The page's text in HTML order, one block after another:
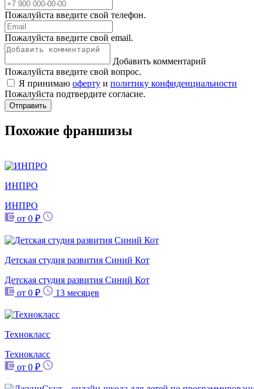
Пожалуйста введите свой телефон.
Пожалуйста введите свой email.
Добавить комментарий
Пожалуйста введите свой вопрос.
Я принимаю оферту и политику конфиденциальности
Пожалуйста подтвердите согласие.
Отправить
Похожие франшизы
ИНПРО
ИНПРО
от 0 ₽
Детская студия развития Синий Кот
Детская студия развития Синий Кот
от 0 ₽
13 месяцев
Технокласс
Технокласс
от 0 ₽